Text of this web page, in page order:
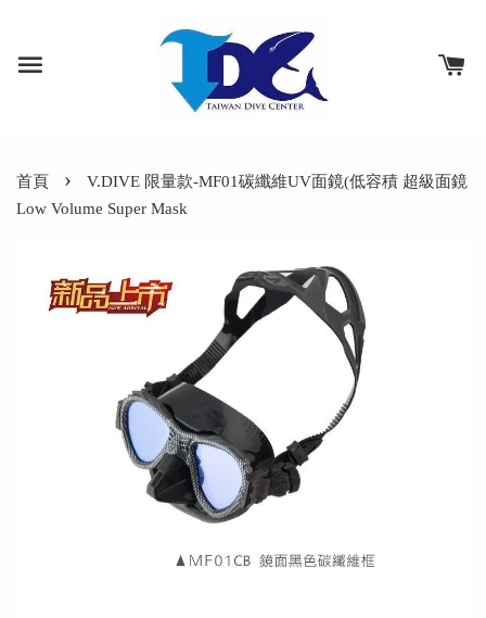
首頁 ›
V.DIVE 限量款-MF01碳纖維UV面鏡(低容積 超級面鏡
Low Volume Super Mask